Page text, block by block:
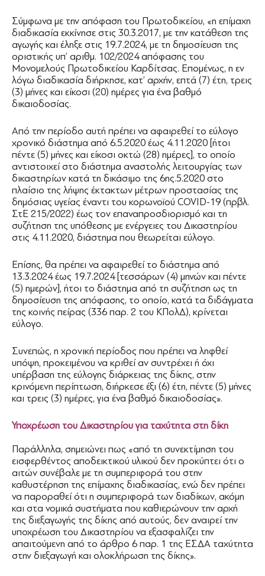
Σύμφωνα με την απόφαση του Πρωτοδικείου, «η επίμαχη
διαδικασία εκκίνησε στις 30.3.2017, με την κατάθεση της
αγωγής και έληξε στις 19.7.2024, με τη δημοσίευση της
οριστικής υπ’ αριθμ. 102/2024 απόφασης του
Μονομελούς Πρωτοδικείου Καρδίτσας. Επομένως, η εν
λόγω διαδικασία διήρκησε, κατ’ αρχήν, επτά (7) έτη, τρεις
(3) μήνες και είκοσι (20) ημέρες για ένα βαθμό
δικαιοδοσίας.
Από την περίοδο αυτή πρέπει να αφαιρεθεί το εύλογο
χρονικό διάστημα από 6.5.2020 έως 4.11.2020 [ήτοι
πέντε (5) μήνες και είκοσι οκτώ (28) ημέρες], το οποίο
αντιστοιχεί στο διάστημα αναστολής λειτουργίας των
δικαστηρίων κατά τη δικάσιμο της 6ης.5.2020 στο
πλαίσιο της λήψης έκτακτων μέτρων προστασίας της
δημόσιας υγείας έναντι του κορωνοϊού COVID-19 (πρβλ.
ΣτΕ 215/2022) έως τον επαναπροσδιορισμό και τη
συζήτηση της υπόθεσης με ενέργειες του Δικαστηρίου
στις 4.11.2020, διάστημα που θεωρείται εύλογο.
Επίσης, θα πρέπει να αφαιρεθεί το διάστημα από
13.3.2024 έως 19.7.2024 [τεσσάρων (4) μηνών και πέντε
(5) ημερών], ήτοι το διάστημα από τη συζήτηση ως τη
δημοσίευση της απόφασης, το οποίο, κατά τα διδάγματα
της κοινής πείρας (336 παρ. 2 του ΚΠολΔ), κρίνεται
εύλογο.
Συνεπώς, η χρονική περίοδος που πρέπει να ληφθεί
υπόψη, προκειμένου να κριθεί αν συντρέχει ή όχι
υπέρβαση της εύλογης διάρκειας της δίκης, στην
κρινόμενη περίπτωση, διήρκεσε έξι (6) έτη, πέντε (5) μήνες
και τρεις (3) ημέρες, για ένα βαθμό δικαιοδοσίας».
Υποχρέωση του Δικαστηρίου για ταχύτητα στη δίκη
Παράλληλα, σημειώνει πως «από τη συνεκτίμηση του
εισφερθέντος αποδεικτικού υλικού δεν προκύπτει ότι ο
αιτών συνέβαλε με τη συμπεριφορά του στην
καθυστέρηση της επίμαχης διαδικασίας, ενώ δεν πρέπει
να παροραθεί ότι η συμπεριφορά των διαδίκων, ακόμη
και στα νομικά συστήματα που καθιερώνουν την αρχή
της διεξαγωγής της δίκης από αυτούς, δεν αναιρεί την
υποχρέωση του Δικαστηρίου να εξασφαλίζει την
απαιτούμενη από το άρθρο 6 παρ. 1 της ΕΣΔΑ ταχύτητα
στην διεξαγωγή και ολοκλήρωση της δίκης».